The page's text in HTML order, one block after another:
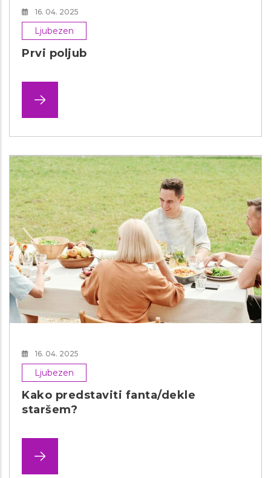
16. 04. 2025
Ljubezen
Prvi poljub
16. 04. 2025
Ljubezen
Kako predstaviti fanta/dekle
staršem?